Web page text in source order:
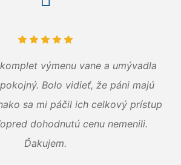
výmenu vane a umývadla
Bolo vidieť, že páni majú
sa mi páčil ich celkový prístup
dohodnutú cenu nemenili.
Ďakujem.